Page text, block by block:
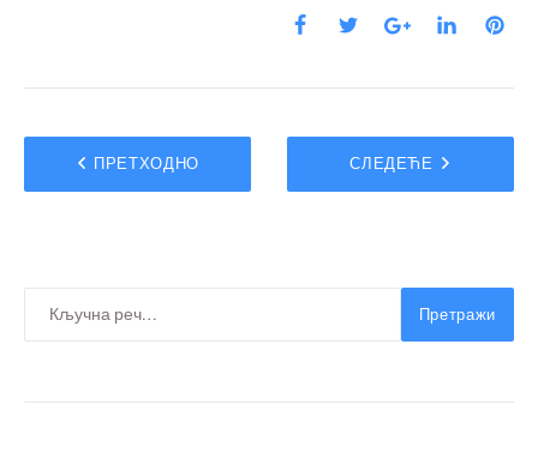
ПРЕТХОДНО СЛЕДЕЋЕ
Претражи